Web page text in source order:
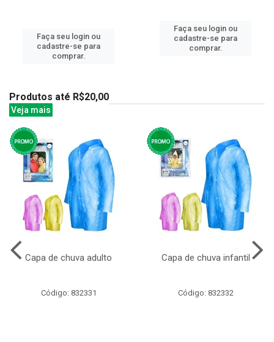
Faça seu login ou
cadastre-se para
comprar.
Faça seu login ou
cadastre-se para
comprar.
Produtos até R$20,00
Veja mais
Capa de chuva adulto
Código: 832331
Capa de chuva infantil
Código: 832332